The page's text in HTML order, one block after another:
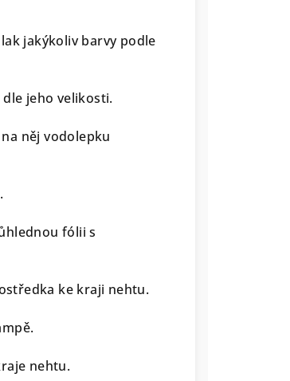
jakýkoliv barvy podle
jeho velikosti.
něj vodolepku
fólii s
ke kraji nehtu.
nehtu.